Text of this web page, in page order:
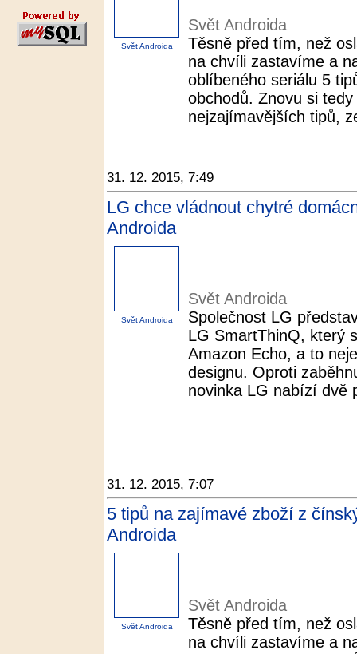
Svět Androida
Svět Androida
Těsně před tím, než
na chvíli zastavíme a
oblíbeného seriálu 5
obchodů. Znovu si
nejzajímavějších tipů,
31. 12. 2015, 7:49
LG chce vládnout chytré
Androida
Svět Androida
Svět Androida
Společnost LG
LG SmartThinQ, který
Amazon Echo, a to
designu. Oproti
novinka LG nabízí dvě
31. 12. 2015, 7:07
5 tipů na zajímavé zboží z
Androida
Svět Androida
Svět Androida
Těsně před tím, než
na chvíli zastavíme a